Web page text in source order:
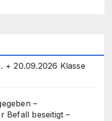
+ 20.09.2026 Klasse
–
Befall beseitigt –